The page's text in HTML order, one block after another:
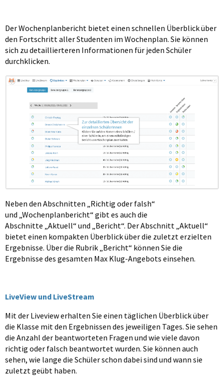
Der Wochenplanbericht bietet einen schnellen Überblick über
den Fortschritt aller Studenten im Wochenplan. Sie können
sich zu detaillierteren Informationen für jeden Schüler
durchklicken.
Neben den Abschnitten „Richtig oder falsh“
und „Wochenplanbericht“ gibt es auch die
Abschnitte „Aktuell“ und „Bericht“. Der Abschnitt „Aktuell“
bietet einen kompakten Überblick über die zuletzt erzielten
Ergebnisse. Über die Rubrik „Bericht“ können Sie die
Ergebnisse des gesamten Max Klug-Angebots einsehen.
LiveView und LiveStream
Mit der Liveview erhalten Sie einen täglichen Überblick über
die Klasse mit den Ergebnissen des jeweiligen Tages. Sie sehen
die Anzahl der beantworteten Fragen und wie viele davon
richtig oder falsch beantwortet wurden. Sie können auch
sehen, wie lange die Schüler schon dabei sind und wann sie
zuletzt geübt haben.